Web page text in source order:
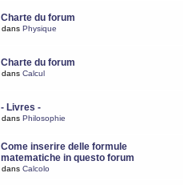
Charte du forum
dans Physique
Charte du forum
dans Calcul
- Livres -
dans Philosophie
Come inserire delle formule
matematiche in questo forum
dans Calcolo